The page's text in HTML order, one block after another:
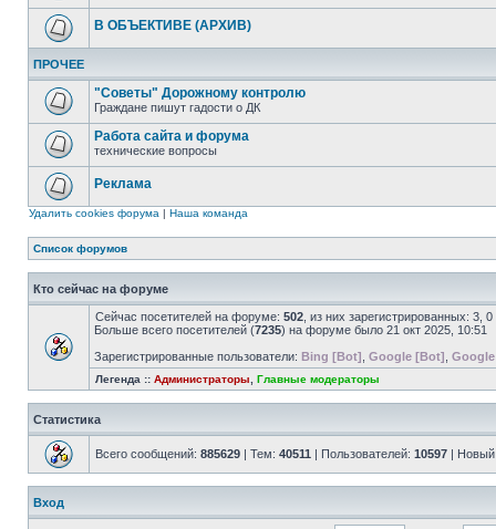
В ОБЪЕКТИВЕ (АРХИВ)
ПРОЧЕЕ
"Советы" Дорожному контролю
Граждане пишут гадости о ДК
Работа сайта и форума
технические вопросы
Реклама
Удалить cookies форума | Наша команда
Список форумов
Кто сейчас на форуме
Сейчас посетителей на форуме: 502 , из них зарегистрированных: 3,
Больше всего посетителей (7235) на форуме было 21 окт 2025, 10:51
Зарегистрированные пользователи: Bing [Bot] Google [Bot]
Легенда :: Администраторы Главные модераторы
Статистика
Всего сообщений: 885629 | Тем: 40511 | Пользователей: 10597 | Новый
Вход